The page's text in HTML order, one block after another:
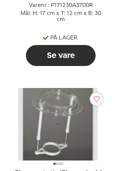
Varenr.: P171230A3700R
Mål: H: 17 cm x T: 12 cm x B: 30
cm
PÅ LAGER
Se vare